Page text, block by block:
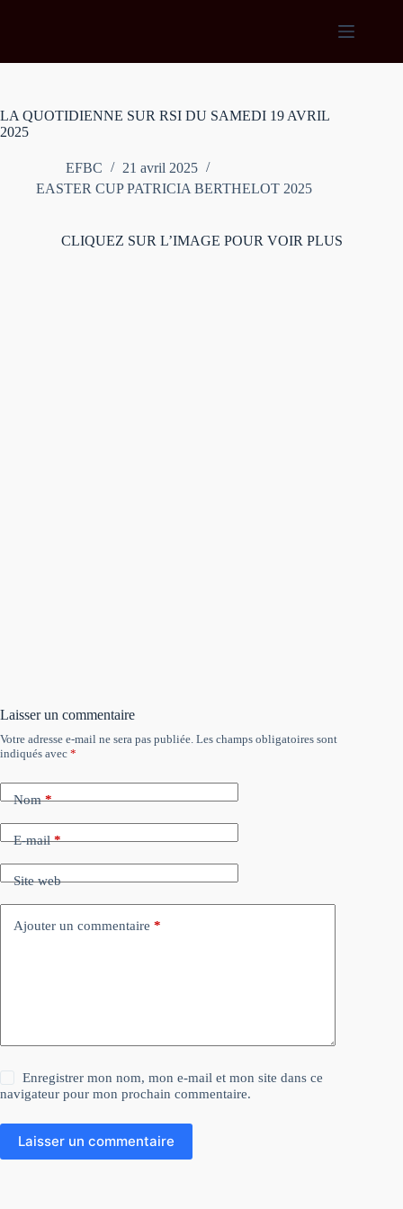
LA QUOTIDIENNE SUR RSI DU SAMEDI 19 AVRIL
2025
EFBC
21 avril 2025
EASTER CUP PATRICIA BERTHELOT 2025
CLIQUEZ SUR L’IMAGE POUR VOIR PLUS
Laisser un commentaire
Votre adresse e-mail ne sera pas publiée. Les champs obligatoires sont
indiqués avec *
Nom*
E-mail*
Site web
Ajouter un commentaire *
Enregistrer mon nom, mon e-mail et mon site dans ce
navigateur pour mon prochain commentaire.
Laisser un commentaire